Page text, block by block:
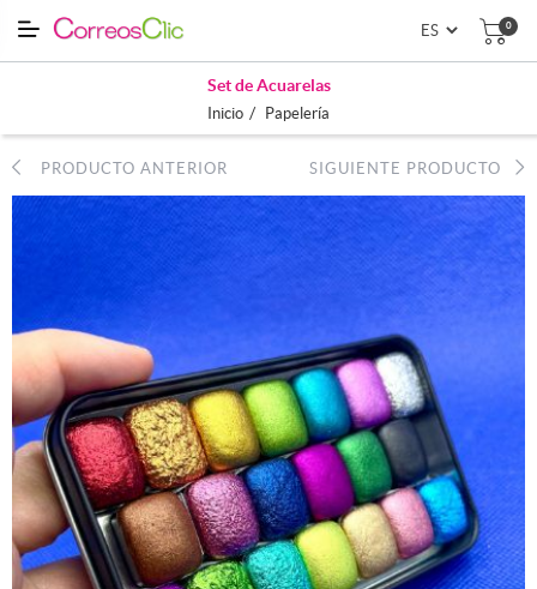
0
Set de Acuarelas
Inicio / Papelería
PRODUCTO ANTERIOR SIGUIENTE PRODUCTO